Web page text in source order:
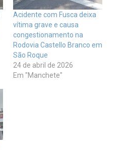
Acidente com Fusca deixa
vítima grave e causa
congestionamento na
Rodovia Castello Branco em
São Roque
24 de abril de 2026
Em "Manchete"